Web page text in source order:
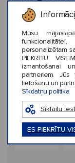
Mūsu
personalizētam
PIEKRĪTU
izmantošanai
partneriem. Jūs
lietošanu un
Sīkdatņu politika.
Sīkfailu
ES PIEKRĪTU
3D
‹